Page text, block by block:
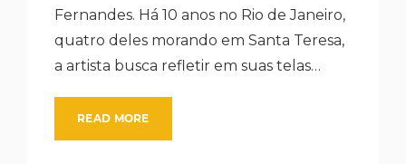
Fernandes. Há 10 anos no Rio de Janeiro,
quatro deles morando em Santa Teresa,
a artista busca refletir em suas telas…
READ MORE